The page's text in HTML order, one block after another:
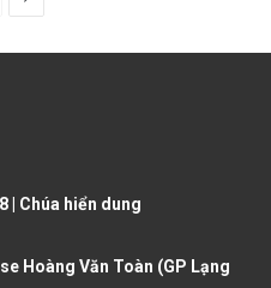
g
| Chúa hiển dung
Hoàng Văn Toàn (GP Lạng